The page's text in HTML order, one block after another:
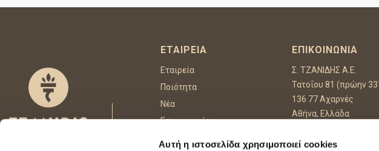
Αυτή η ιστοσελίδα χρησιμοποιεί cookies
ΕΤΑΙΡΕΊΑ
Εταιρεία
Ποιότητα
Νέα
Επικοινωνία
ΕΠΙΚΟΙΝΩΝΊΑ
Σ. ΤΖΑΝΙΔΗΣ Α.Ε.
Τατοΐου 81 (πρώην
136 77 Αχαρνές
Αθήνα, Ελλάδα
Fax: +30 210 8002559